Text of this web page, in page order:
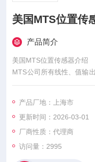
美国MTS位置传
产品简介
美国MTS位置传感器介绍
MTS公司所有线性、值输
缩技术。在传感器内部，
管移动的磁铁产生，另一
生。这两个磁场相互作用
可沿着波导管以超声波的
动磁铁的位置可通过计算产
产品厂地：上海市
更新时间：2026-03-01
厂商性质：代理商
访问量：2995